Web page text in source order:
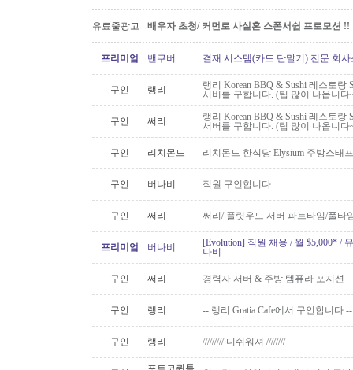
유료줄광고 배우자 초청/ 커먼로 사실혼 스폰서쉽 프로모션 !!
프리미엄 밴쿠버 결재 시스템(카드 단말기) 전문 회
구인 랭리
랭리 Korean BBQ & Sushi 레스토
서버를 구합니다. (팁 많이 나옵니다
구인 써리
랭리 Korean BBQ & Sushi 레스토
서버를 구합니다. (팁 많이 나옵니다
구인 리치몬드 리치몬드 한식당 Elysium 주방스태
구인 버나비 직원 구인합니다
구인 써리 써리/ 플릿우드 서버 파트타임/풀타
프리미엄 버나비
[Evolution] 직원 채용 / 월 $5,000* /
나비
구인 써리 경력자 서버 & 주방 템퓨라 포지션
구인 랭리 -- 랭리 Gratia Cafe에서 구인합니다 --
구인 랭리 ///////// 디쉬워셔 ////////